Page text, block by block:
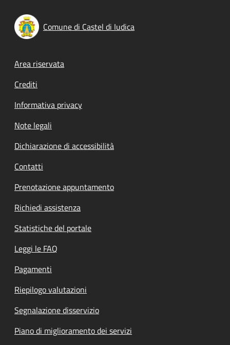
Comune di Castel di Iudica
Footer menu
Area riservata
Crediti
Informativa privacy
Note legali
Dichiarazione di accessibilità
Contatti
Prenotazione appuntamento
Richiedi assistenza
Statistiche del portale
Leggi le FAQ
Pagamenti
Riepilogo valutazioni
Segnalazione disservizio
Piano di miglioramento dei servizi